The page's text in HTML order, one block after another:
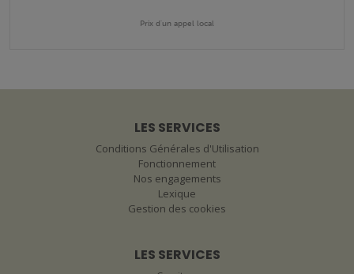
Prix d'un appel local
LES SERVICES
Conditions Générales d'Utilisation
Fonctionnement
Nos engagements
Lexique
Gestion des cookies
LES SERVICES